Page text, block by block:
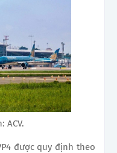
ACV.
được quy định theo